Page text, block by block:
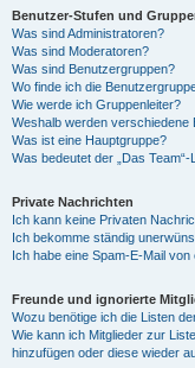
Benutzer-Stufen und
Was sind Administratoren?
Was sind Moderatoren?
Was sind Benutzergruppen?
Wo finde ich die
Wie werde ich Gruppenleiter?
Weshalb werden verschiedene
Was ist eine Hauptgruppe?
Was bedeutet der „Das
Private Nachrichten
Ich kann keine Privaten
Ich bekomme ständig
Ich habe eine Spam-E-Mail
Freunde und ignorierte
Wozu benötige ich die Listen
Wie kann ich Mitglieder zur
hinzufügen oder diese wieder